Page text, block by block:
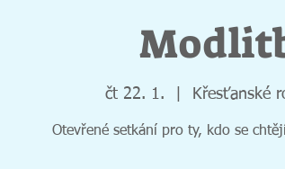
čt 22. 1. Křesťanské
Otevřené setkání pro ty, kdo se